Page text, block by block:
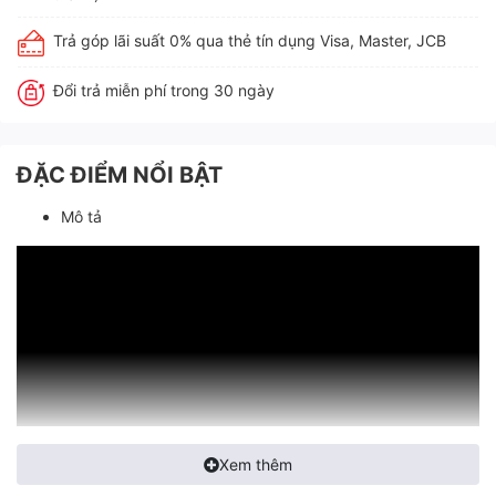
Trả góp lãi suất 0% qua thẻ tín dụng Visa, Master, JCB
Đổi trả miễn phí trong 30 ngày
ĐẶC ĐIỂM NỔI BẬT
Mô tả
Xem thêm